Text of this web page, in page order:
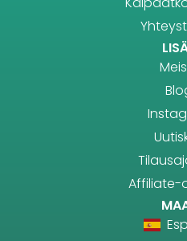
Affiliate-